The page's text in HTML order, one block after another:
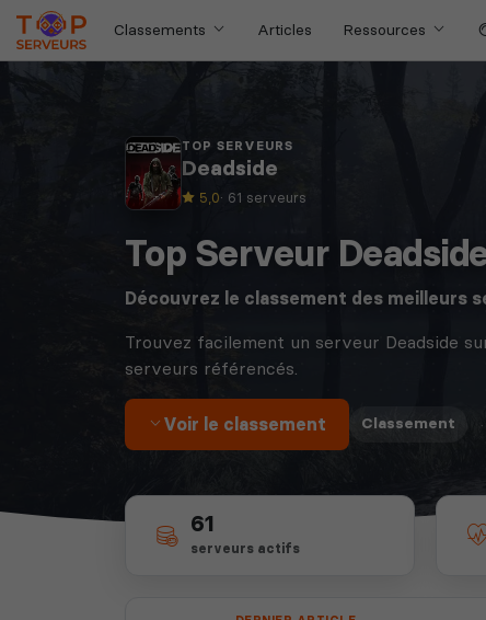
Classements Articles Ressources
TOP SERVEURS
Deadside
5,0· 61 serveurs
Top Serveur
Découvrez le classement des meilleurs
Trouvez facilement un serveur Deadside
serveurs référencés.
Voir le classement Classement ·
61
serveurs actifs